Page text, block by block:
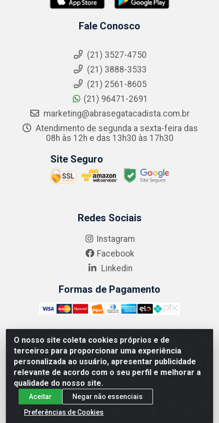
O nosso site coleta cookies próprios e de
terceiros para proporcionar uma experiência
personalizada ao usuário, apresentar publicidade
relevante de acordo com o seu perfil e melhorar a
qualidade do nosso site.
Aceitar
Negar não essenciais
Preferências de Cookies
Fale Conosco
(21) 3527-4750
(21) 3888-3533
(21) 2561-8605
(21) 96471-2691
marketing@abrasegatacadista.com.br
Atendimento de segunda a sexta-feira das
08h às 12h e das 13h30 às 17h30
Site Seguro
Redes Sociais
Instagram
Facebook
Linkedin
Formas de Pagamento
ABRASEG COMÉRCIO ATACADISTA LTDA - CNPJ:
10.894.768/0001-00 - Avenida Lobo Júnior, 1045 -
Penha Circular - Rio de Janeiro - RJ - CEP 21020-124